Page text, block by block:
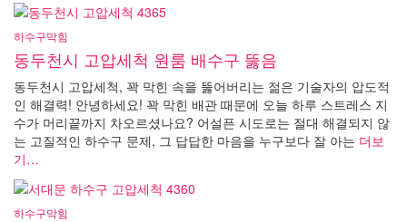
하수구막힘
동두천시 고압세척 원룸 배수구 뚫음
동두천시 고압세척, 꽉 막힌 속을 뚫어버리는 젊은 기술자의 압도적
인 해결력! 안녕하세요! 꽉 막힌 배관 때문에 오늘 하루 스트레스 지
수가 머리끝까지 차오르셨나요? 어설픈 시도로는 절대 해결되지 않
는 고질적인 하수구 문제, 그 답답한 마음을 누구보다 잘 아는 더보
기…
하수구막힘